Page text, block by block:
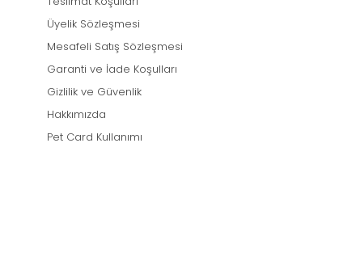
Üyelik Sözleşmesi
Mesafeli Satış Sözleşmesi
Garanti ve İade Koşulları
Gizlilik ve Güvenlik
Hakkımızda
Pet Card Kullanımı